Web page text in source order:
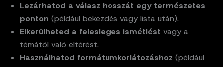
Lezárhatod a válasz hosszát egy természetes
ponton (például bekezdés vagy lista után).
Elkerülheted a felesleges ismétlést vagy a
témától való eltérést.
Használhatod formátumkorlátozáshoz (például